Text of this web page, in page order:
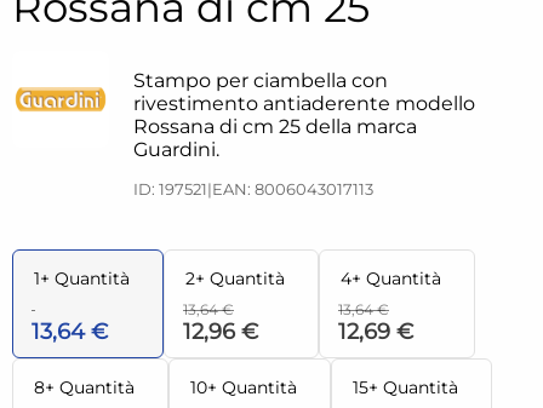
Stampo per ciambella con
rivestimento antiaderente modello
Rossana di cm 25 della marca
Guardini.
ID: 197521|EAN: 8006043017113
1+ Quantità
13,64 €
2+ Quantità
13,64 €
12,96 €
4+ Quantità
13,64 €
12,69 €
8+ Quantità 10+ Quantità 15+ Quantità